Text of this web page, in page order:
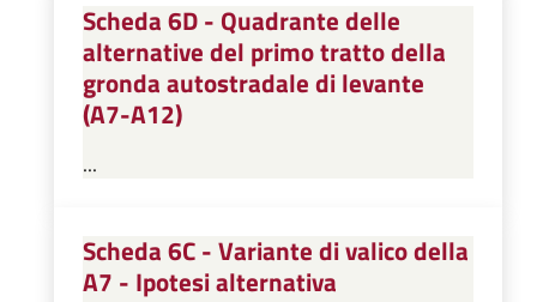
Scheda 6D - Quadrante delle
alternative del primo tratto della
gronda autostradale di levante
(A7-A12)
...
Scheda 6C - Variante di valico della
A7 - Ipotesi alternativa